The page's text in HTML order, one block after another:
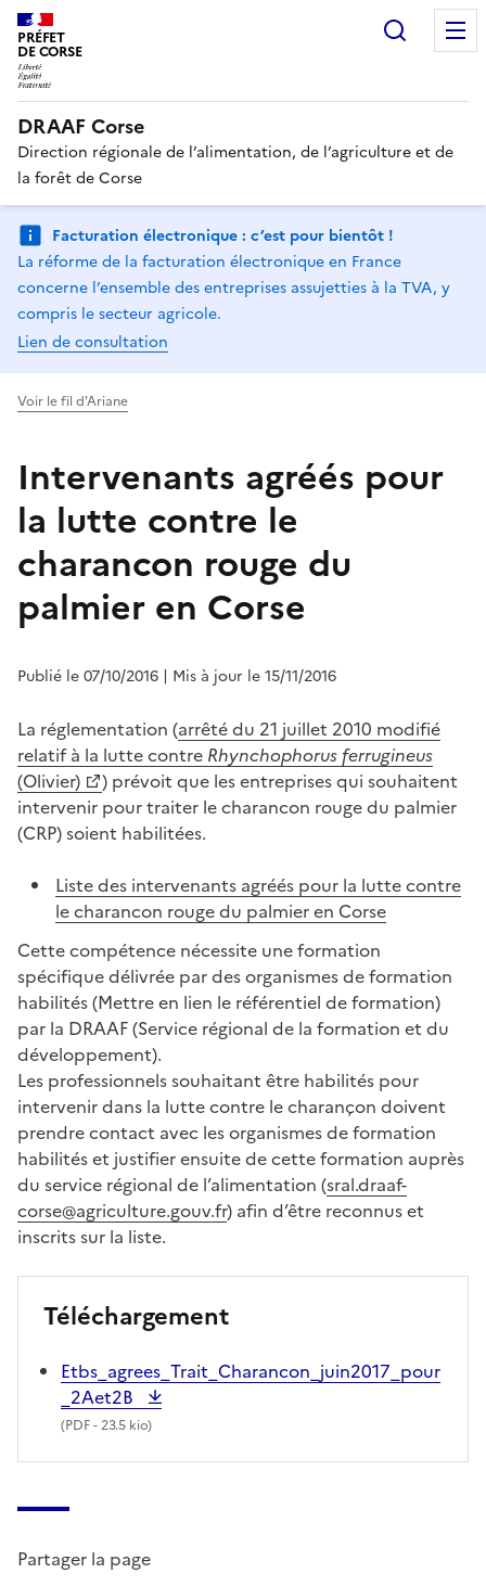
PRÉFET
DE CORSE
DRAAF Corse
Direction régionale de l’alimentation, de l’agriculture et de
la forêt de Corse
Facturation électronique : c’est pour bientôt !
La réforme de la facturation électronique en France
concerne l’ensemble des entreprises assujetties à la TVA, y
compris le secteur agricole.
Lien de consultation
Voir le fil d'Ariane
Intervenants agréés pour
la lutte contre le
charancon rouge du
palmier en Corse
Publié le 07/10/2016 | Mis à jour le 15/11/2016
La réglementation (arrêté du 21 juillet 2010 modifié
relatif à la lutte contre Rhynchophorus ferrugineus
(Olivier)
) prévoit que les entreprises qui souhaitent
intervenir pour traiter le charancon rouge du palmier
(CRP) soient habilitées.
Liste des intervenants agréés pour la lutte contre
le charancon rouge du palmier en Corse
Cette compétence nécessite une formation
spécifique délivrée par des organismes de formation
habilités (Mettre en lien le référentiel de formation)
par la DRAAF (Service régional de la formation et du
développement).
Les professionnels souhaitant être habilités pour
intervenir dans la lutte contre le charançon doivent
prendre contact avec les organismes de formation
habilités et justifier ensuite de cette formation auprès
du service régional de l’alimentation (sral.draaf-
corse@agriculture.gouv.fr) afin d’être reconnus et
inscrits sur la liste.
Téléchargement
Etbs_agrees_Trait_Charancon_juin2017_pour
_2Aet2B
(PDF- 23.5 kio)
Partager la page